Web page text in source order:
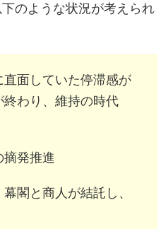
のような状況が考えられ
直面していた停滞感が
わり、維持の時代
摘発推進
閣と商人が結託し、